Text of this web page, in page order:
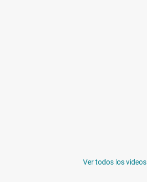
Ver todos los videos